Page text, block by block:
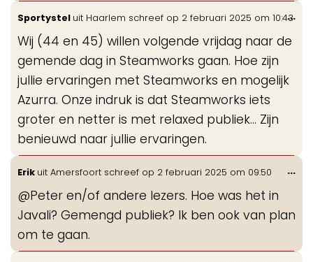
Sportystel uit Haarlem schreef op 2 februari 2025 om 10:43
Wij (44 en 45) willen volgende vrijdag naar de
gemende dag in Steamworks gaan. Hoe zijn
jullie ervaringen met Steamworks en mogelijk
Azurra. Onze indruk is dat Steamworks iets
groter en netter is met relaxed publiek… Zijn
benieuwd naar jullie ervaringen.
...
Erik uit Amersfoort schreef op 2 februari 2025 om 09:50
@Peter en/of andere lezers. Hoe was het in
Javali? Gemengd publiek? Ik ben ook van plan
om te gaan.
...